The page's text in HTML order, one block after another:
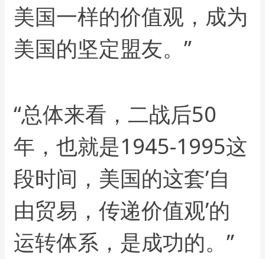
美国一样的价值观，成为
美国的坚定盟友。”
“总体来看，二战后50
年，也就是1945-1995这
段时间，美国的这套’自
由贸易，传递价值观’的
运转体系，是成功的。”